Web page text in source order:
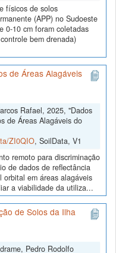
físicos de solos
(APP) no Sudoeste
0-10 cm foram coletadas
bem drenada)
de Áreas Alagáveis
Rafael, 2025, "Dados
de Áreas Alagáveis do
ZI0QIO, SoilData, V1
remoto para discriminação
de dados de reflectância
em áreas alagáveis
a viabilidade da utiliza...
de Solos da Ilha
Pedro Rodolfo